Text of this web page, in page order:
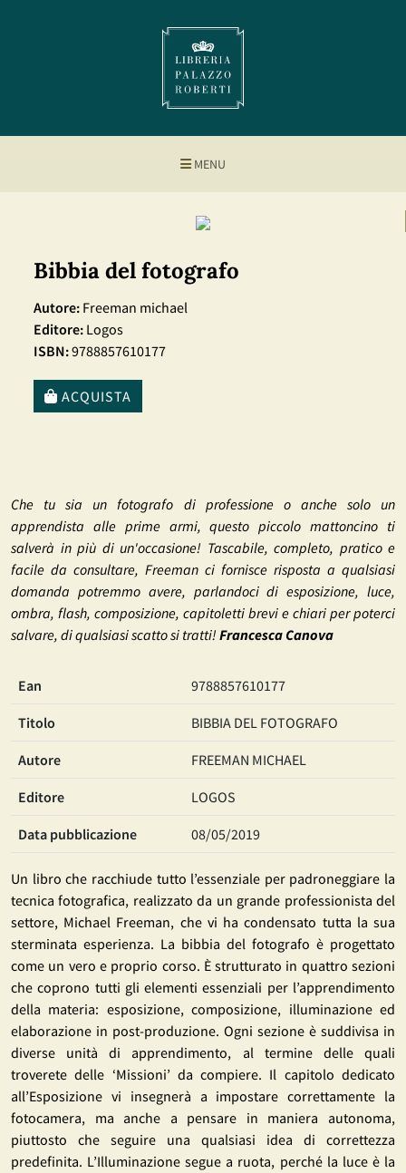
MENU
Bibbia del fotografo
Autore: Freeman michael
Editore: Logos
ISBN:9788857610177
ACQUISTA
Che tu sia un fotografo di professione o anche solo un
apprendista alle prime armi, questo piccolo mattoncino ti
salverà in più di un'occasione! Tascabile, completo, pratico e
facile da consultare, Freeman ci fornisce risposta a qualsiasi
domanda potremmo avere, parlandoci di esposizione, luce,
ombra, flash, composizione, capitoletti brevi e chiari per poterci
salvare, di qualsiasi scatto si tratti! Francesca Canova
Ean 9788857610177
Titolo BIBBIA DEL FOTOGRAFO
Autore FREEMAN MICHAEL
Editore LOGOS
Data pubblicazione 08/05/2019
Un libro che racchiude tutto l’essenziale per padroneggiare la
tecnica fotografica, realizzato da un grande professionista del
settore, Michael Freeman, che vi ha condensato tutta la sua
sterminata esperienza. La bibbia del fotografo è progettato
come un vero e proprio corso. È strutturato in quattro sezioni
che coprono tutti gli elementi essenziali per l’apprendimento
della materia: esposizione, composizione, illuminazione ed
elaborazione in post-produzione. Ogni sezione è suddivisa in
diverse unità di apprendimento, al termine delle quali
troverete delle ‘Missioni’ da compiere. Il capitolo dedicato
all’Esposizione vi insegnerà a impostare correttamente la
fotocamera, ma anche a pensare in maniera autonoma,
piuttosto che seguire una qualsiasi idea di correttezza
predefinita. L’Illuminazione segue a ruota, perché la luce è la